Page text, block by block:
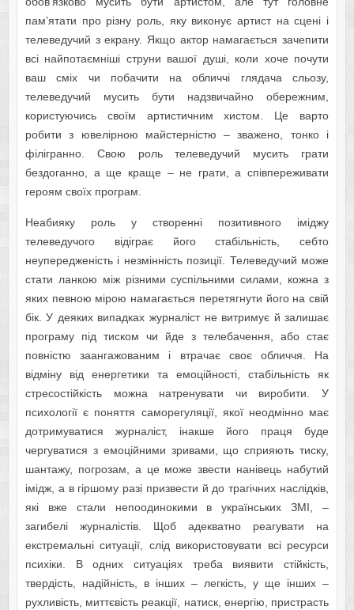
пам’ятати про різну роль, яку виконує артист на сцені і
телеведучий з екрану. Якщо актор намагається зачепити
всі найпотаємніші струни вашої душі, коли хоче почути
ваш сміх чи побачити на обличчі глядача сльозу,
телеведучий мусить бути надзвичайно обережним,
користуючись своїм артистичним хистом. Це варто
робити з ювелірною майстерністю – зважено, тонко і
філігранно. Свою роль телеведучий мусить грати
бездоганно, а ще краще – не грати, а співпереживати
героям своїх програм.
Неабияку роль у створенні позитивного іміджу
телеведучого відіграє його стабільність, себто
неупередженість і незмінність позиції. Телеведучий може
стати ланкою між різними суспільними силами, кожна з
яких певною мірою намагається перетягнути його на свій
бік. У деяких випадках журналіст не витримує й залишає
програму під тиском чи йде з телебачення, або стає
повністю заангажованим і втрачає своє обличчя. На
відміну від енергетики та емоційності, стабільність як
стресостійкість можна натренувати чи виробити. У
психології є поняття саморегуляції, якої неодмінно має
дотримуватися журналіст, інакше його праця буде
чергуватися з емоційними зривами, що сприяють тиску,
шантажу, погрозам, а це може звести нанівець набутий
імідж, а в гіршому разі призвести й до трагічних наслідків,
які вже стали непоодинокими в українських ЗМІ, –
загибелі журналістів. Щоб адекватно реагувати на
екстремальні ситуації, слід використовувати всі ресурси
психіки. В одних ситуаціях треба виявити стійкість,
твердість, надійність, в інших – легкість, у ще інших –
рухливість, миттєвість реакції, натиск, енергію, пристрасть